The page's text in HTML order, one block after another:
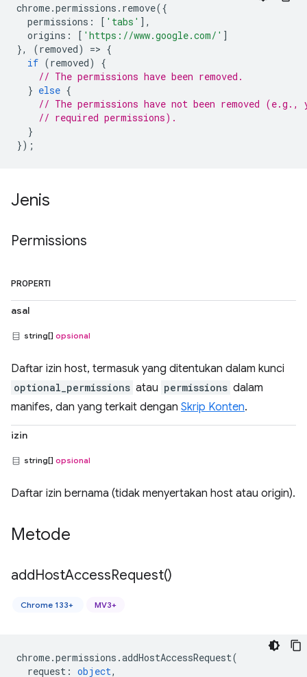
chrome.permissions . remove({
permissions : [ 'tabs' ],
origins : [ 'https://www.google.com/' ]
},
(removed) => {
if (removed)
{
// The permissions have been removed.
} else {
// The permissions have not been removed (e.g.,
// required permissions).
}
});
Jenis
Permissions
PROPERTI
asal
string[] opsional
Daftar izin host, termasuk yang ditentukan dalam kunci
optional_permissions atau permissions dalam
manifes, dan yang terkait dengan Skrip Konten.
izin
string[] opsional
Daftar izin bernama (tidak menyertakan host atau origin).
Metode
addHostAccessRequest()
Chrome 133+ MV3+
chrome.permissions .addHostAccessRequest(
request : object,